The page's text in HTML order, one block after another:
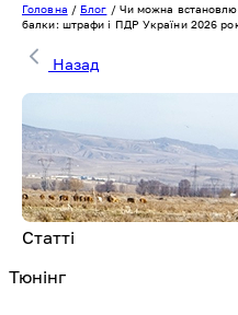
Головна / Блог / Чи можна
балки: штрафи і ПДР України 2026
Назад
Статті
Тюнінг